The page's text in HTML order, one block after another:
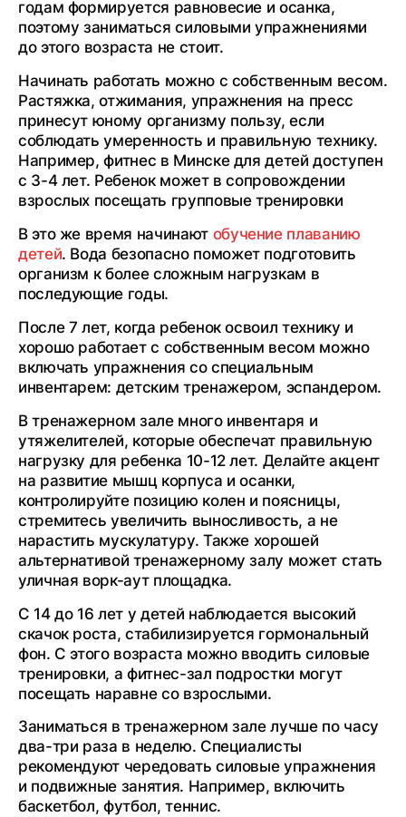
годам формируется равновесие и осанка,
поэтому заниматься силовыми упражнениями
до этого возраста не стоит.
Начинать работать можно с собственным весом.
Растяжка, отжимания, упражнения на пресс
принесут юному организму пользу, если
соблюдать умеренность и правильную технику.
Например, фитнес в Минске для детей доступен
с 3-4 лет. Ребенок может в сопровождении
взрослых посещать групповые тренировки
В это же время начинают обучение плаванию
детей. Вода безопасно поможет подготовить
организм к более сложным нагрузкам в
последующие годы.
После 7 лет, когда ребенок освоил технику и
хорошо работает с собственным весом можно
включать упражнения со специальным
инвентарем: детским тренажером, эспандером.
В тренажерном зале много инвентаря и
утяжелителей, которые обеспечат правильную
нагрузку для ребенка 10-12 лет. Делайте акцент
на развитие мышц корпуса и осанки,
контролируйте позицию колен и поясницы,
стремитесь увеличить выносливость, а не
нарастить мускулатуру. Также хорошей
альтернативой тренажерному залу может стать
уличная ворк-аут площадка.
С 14 до 16 лет у детей наблюдается высокий
скачок роста, стабилизируется гормональный
фон. С этого возраста можно вводить силовые
тренировки, а фитнес-зал подростки могут
посещать наравне со взрослыми.
Заниматься в тренажерном зале лучше по часу
два-три раза в неделю. Специалисты
рекомендуют чередовать силовые упражнения
и подвижные занятия. Например, включить
баскетбол, футбол, теннис.